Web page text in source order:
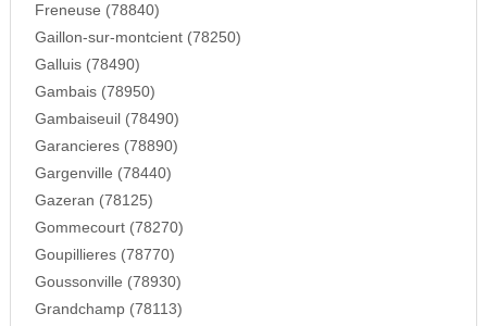
Freneuse (78840)
Gaillon-sur-montcient (78250)
Galluis (78490)
Gambais (78950)
Gambaiseuil (78490)
Garancieres (78890)
Gargenville (78440)
Gazeran (78125)
Gommecourt (78270)
Goupillieres (78770)
Goussonville (78930)
Grandchamp (78113)